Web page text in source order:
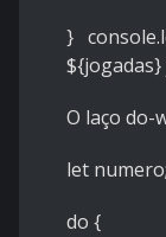
}
${jogadas}
O laço do-
let numero;
do {